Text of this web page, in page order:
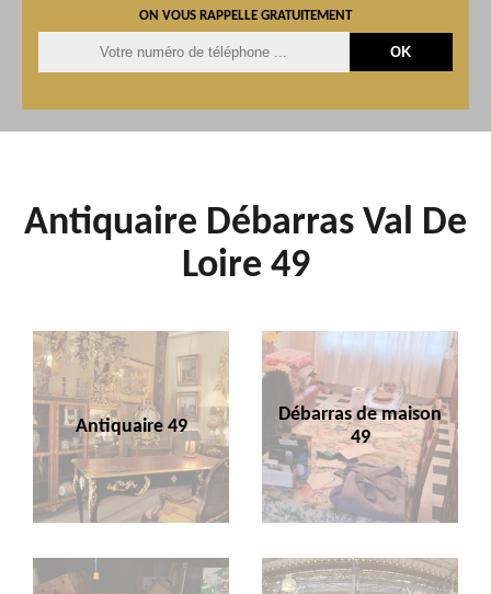
ON VOUS RAPPELLE GRATUITEMENT
Antiquaire Débarras Val De
Loire 49
Antiquaire 49
Débarras de maison
49